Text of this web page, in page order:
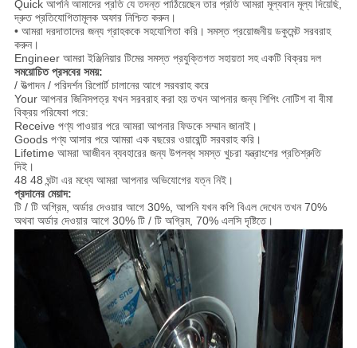
Quick আপনি আমাদের প্রতি যে তদন্ত পাঠিয়েছেন তার প্রতি আমরা মূল্যবান মূল্য দিয়েছি,
দ্রুত প্রতিযোগিতামূলক অফার নিশ্চিত করুন।
• আমরা দরদাতাদের জন্য গ্রাহককে সহযোগিতা করি। সমস্ত প্রয়োজনীয় ডকুমেন্ট সরবরাহ
করুন।
Engineer আমরা ইঞ্জিনিয়ার টিমের সমস্ত প্রযুক্তিগত সহায়তা সহ একটি বিক্রয় দল
সময়োচিত প্রসবের সময়:
/ উত্পাদন / পরিদর্শন রিপোর্ট চালানের আগে সরবরাহ করে
Your আপনার জিনিসপত্র যখন সরবরাহ করা হয় তখন আপনার জন্য শিপিং নোটিশ বা বীমা
বিক্রয় পরিষেবা পরে:
Receive পণ্য পাওয়ার পরে আমরা আপনার ফিডকে সম্মান জানাই।
Goods পণ্য আসার পরে আমরা এক বছরের ওয়ারেন্টি সরবরাহ করি।
Lifetime আমরা আজীবন ব্যবহারের জন্য উপলব্ধ সমস্ত খুচরা যন্ত্রাংশের প্রতিশ্রুতি
দিই।
48 48 ঘন্টা এর মধ্যে আমরা আপনার অভিযোগের যত্ন নিই।
প্রদানের মেয়াদ:
টি / টি অগ্রিম, অর্ডার দেওয়ার আগে 30%, আপনি যখন কপি বিএল দেখেন তখন 70%
অথবা অর্ডার দেওয়ার আগে 30% টি / টি অগ্রিম, 70% এলসি দৃষ্টিতে।